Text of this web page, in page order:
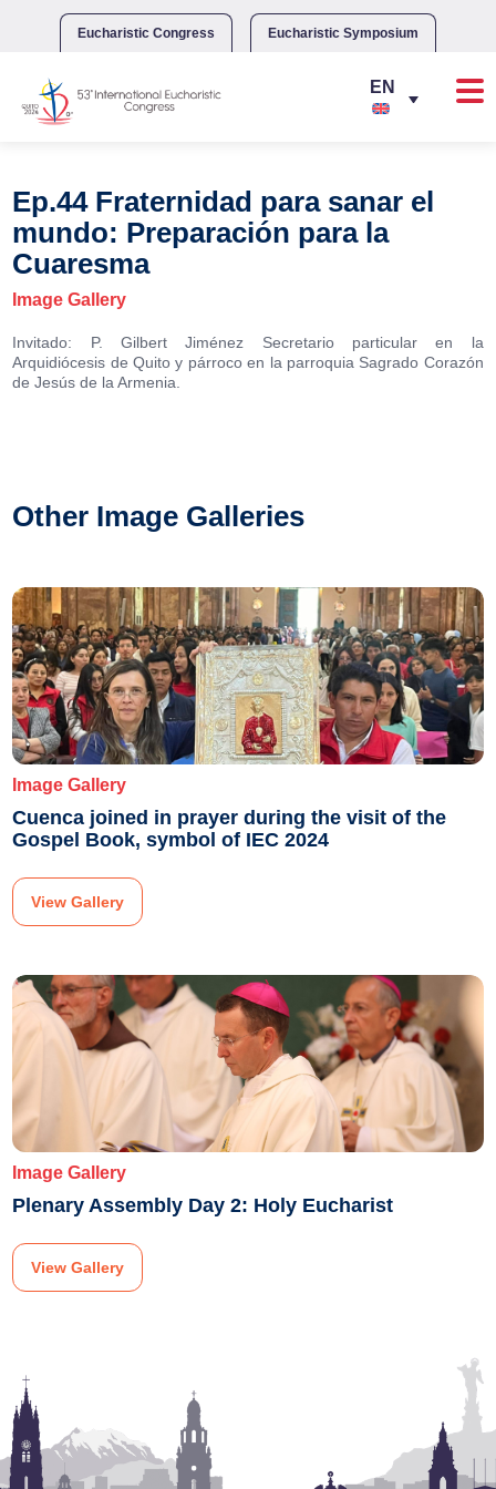
Eucharistic Congress Eucharistic Symposium
Ep.44 Fraternidad para sanar el
mundo: Preparación para la
Cuaresma
Image Gallery
Invitado: P. Gilbert Jiménez Secretario particular en la
Arquidiócesis de Quito y párroco en la parroquia Sagrado Corazón
de Jesús de la Armenia.
Other Image Galleries
Image Gallery
Cuenca joined in prayer during the visit of the
Gospel Book, symbol of IEC 2024
View Gallery
Image Gallery
Plenary Assembly Day 2: Holy Eucharist
View Gallery